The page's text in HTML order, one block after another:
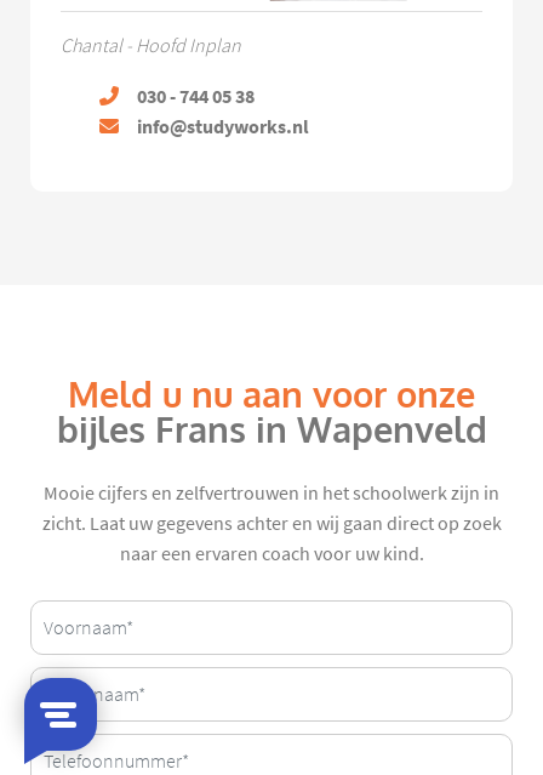
Chantal - Hoofd Inplan
030 - 744 05 38
info@studyworks.nl
Meld u nu aan voor onze
bijles Frans in Wapenveld
Mooie cijfers en zelfvertrouwen in het schoolwerk zijn in
zicht. Laat uw gegevens achter en wij gaan direct op zoek
naar een ervaren coach voor uw kind.